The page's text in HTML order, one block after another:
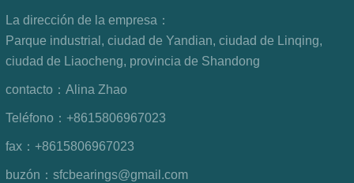
La dirección de la empresa：
Parque industrial, ciudad de Yandian, ciudad de Linqing,
ciudad de Liaocheng, provincia de Shandong
contacto： Alina Zhao
Teléfono： +8615806967023
fax： +8615806967023
buzón： sfcbearings@gmail.com